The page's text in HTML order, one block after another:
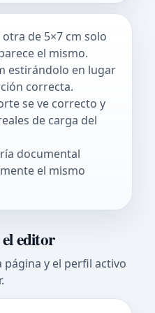
de 5×7 cm solo
el mismo.
estirándolo en lugar
correcta.
se ve correcto y
de carga del
documental
el mismo
editor
página y el perfil activo